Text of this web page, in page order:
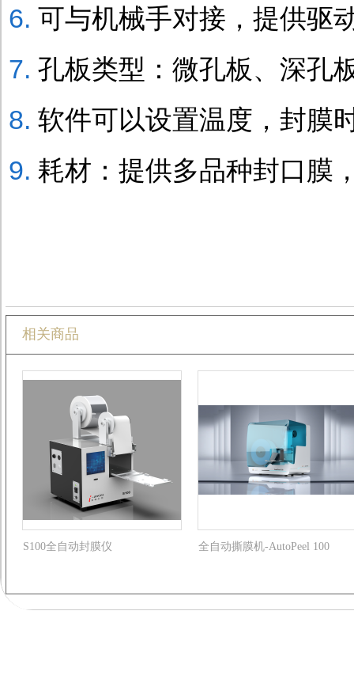
可与机械手对接，提供驱
孔板类型：微孔板、深孔
软件可以设置温度，封膜
耗材：提供多品种封口膜
相关商品
S100全自动封膜仪 全自动撕膜机-AutoPeel 100